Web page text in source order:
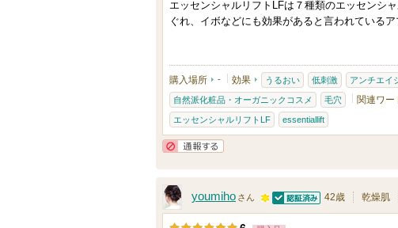
エッセンシャルリフトLFは７種類のエッセンシ
ぐれ、イボなどにも効果があると言われている
購入場所 - 効果 うるおい 低刺激 アンチエイ
自然派化粧品・オーガニックコスメ 毛穴 関連ワー
エッセンシャルリフトLF essentiallift
youmiho さん
1
42歳 乾燥肌